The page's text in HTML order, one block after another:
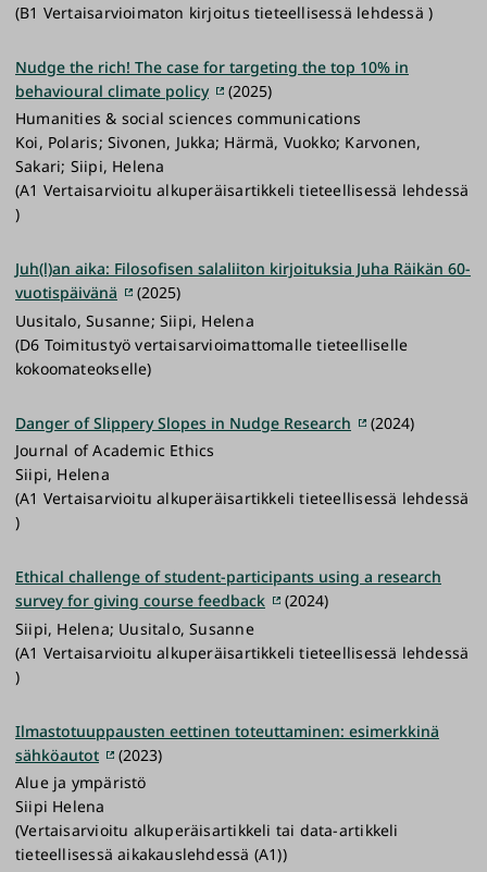
(B1 Vertaisarvioimaton kirjoitus tieteellisessä lehdessä )
Nudge the rich! The case for targeting the top 10% in
behavioural climate policy
(2025)
Humanities & social sciences communications
Koi, Polaris; Sivonen, Jukka; Härmä, Vuokko; Karvonen,
Sakari; Siipi, Helena
(A1 Vertaisarvioitu alkuperäisartikkeli tieteellisessä lehdessä
)
Juh(l)an aika: Filosofisen salaliiton kirjoituksia Juha Räikän 60-
vuotispäivänä
(2025)
Uusitalo, Susanne; Siipi, Helena
(D6 Toimitustyö vertaisarvioimattomalle tieteelliselle
kokoomateokselle)
Danger of Slippery Slopes in Nudge Research
(2024)
Journal of Academic Ethics
Siipi, Helena
(A1 Vertaisarvioitu alkuperäisartikkeli tieteellisessä lehdessä
)
Ethical challenge of student-participants using a research
survey for giving course feedback
(2024)
Siipi, Helena; Uusitalo, Susanne
(A1 Vertaisarvioitu alkuperäisartikkeli tieteellisessä lehdessä
)
Ilmastotuuppausten eettinen toteuttaminen: esimerkkinä
sähköautot
(2023)
Alue ja ympäristö
Siipi Helena
(Vertaisarvioitu alkuperäisartikkeli tai data-artikkeli
tieteellisessä aikakauslehdessä (A1))